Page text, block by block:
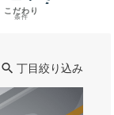
こだわり
条件
丁目絞り込み